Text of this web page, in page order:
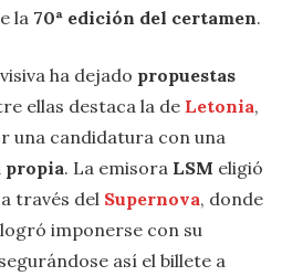
la 70ª edición del certamen.
ha dejado propuestas
ellas destaca la de Letonia,
una candidatura con una
propia. La emisora LSM eligió
través del Supernova, donde
logró imponerse con su
así el billete a